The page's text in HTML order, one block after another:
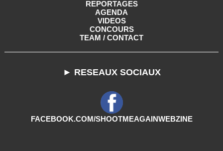
REPORTAGES
AGENDA
VIDEOS
CONCOURS
TEAM / CONTACT
► RESEAUX SOCIAUX
FACEBOOK.COM/SHOOTMEAGAINWEBZINE